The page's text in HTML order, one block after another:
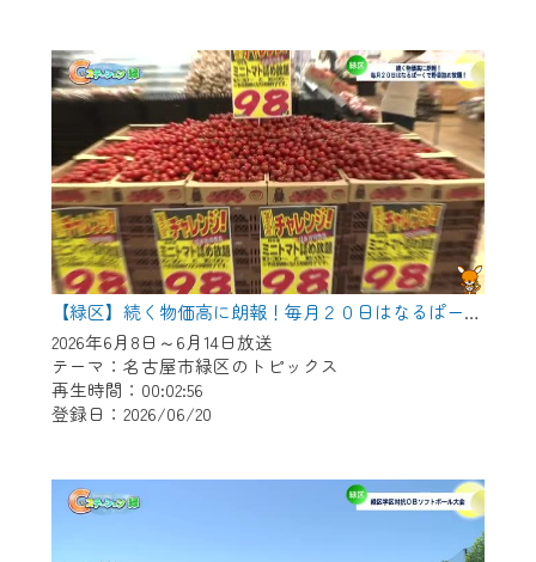
【緑区】続く物価高に朗報！毎月２０日はなるぱーくで野菜つめ放題！
2026年6月8日～6月14日放送
テーマ：名古屋市緑区のトピックス
再生時間：00:02:56
登録日：2026/06/20